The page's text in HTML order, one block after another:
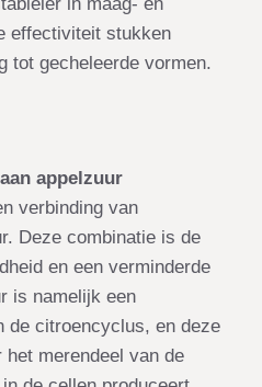
effectiviteit stukken
tot gecheleerde vormen.
appelzuur
verbinding van
Deze combinatie is de
en een verminderde
is namelijk een
de citroencyclus, en deze
merendeel van de